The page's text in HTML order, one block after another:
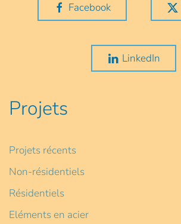
Facebook
LinkedIn
Projets
Projets récents
Non-résidentiels
Résidentiels
Eléments en acier